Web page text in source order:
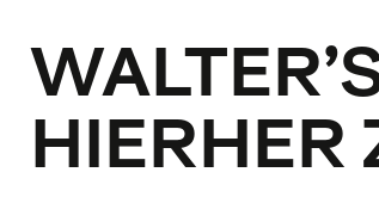
HIERHER